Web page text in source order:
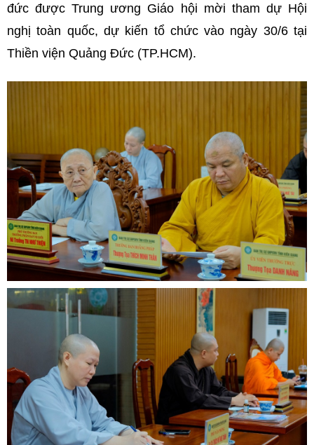
đức được Trung ương Giáo hội mời tham dự Hội
nghị toàn quốc, dự kiến tổ chức vào ngày 30/6 tại
Thiền viện Quảng Đức (TP.HCM).